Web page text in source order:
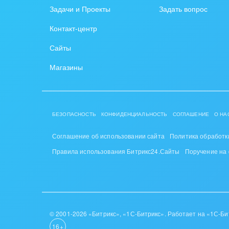
внедрения
Внедрение для медицины
Внедрение онлайн-
/ Интранета
Задачи и Проекты
Контакт-центр
Сайты
Магазины
Задать вопрос
БЕЗОПАСНОСТЬ КОНФИДЕНЦИАЛЬНОСТЬ СОГЛАШЕНИЕ О
Соглашение об использовании сайта
Политика
Правила использования Битрикс24.Сайты
Поручение на
© 2001-2026 «Битрикс», «1С-Битрикс». Работает на «1С-
16+